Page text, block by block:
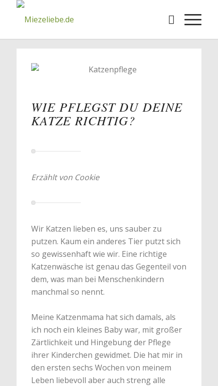
WIE PFLEGST DU DEINE
KATZE RICHTIG?
Erzählt von Cookie
Wir Katzen lieben es, uns sauber zu
putzen. Kaum ein anderes Tier putzt sich
so gewissenhaft wie wir. Eine richtige
Katzenwäsche ist genau das Gegenteil von
dem, was man bei Menschenkindern
manchmal so nennt.
Meine Katzenmama hat sich damals, als
ich noch ein kleines Baby war, mit großer
Zärtlichkeit und Hingebung der Pflege
ihrer Kinderchen gewidmet. Die hat mir in
den ersten sechs Wochen von meinem
Leben liebevoll aber auch streng alle